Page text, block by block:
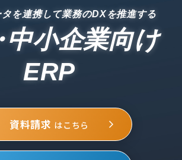
を連携して業務のDXを推進する
中小企業向け
ERP
資料請求 はこちら